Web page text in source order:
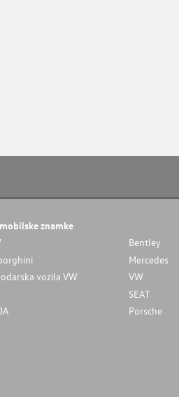
znamke
Bentley
Mercedes
vozila VW
VW
SEAT
Porsche